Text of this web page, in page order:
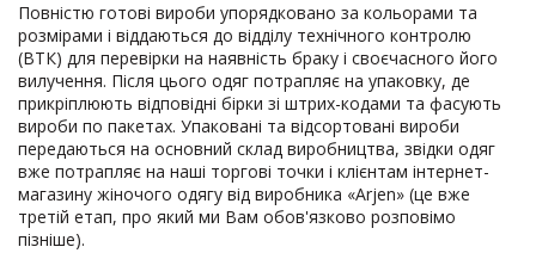
Повністю готові вироби упорядковано за кольорами та
розмірами і віддаються до відділу технічного контролю
(ВТК) для перевірки на наявність браку і своєчасного його
вилучення. Після цього одяг потрапляє на упаковку, де
прикріплюють відповідні бірки зі штрих-кодами та фасують
вироби по пакетах. Упаковані та відсортовані вироби
передаються на основний склад виробництва, звідки одяг
вже потрапляє на наші торгові точки і клієнтам інтернет-
магазину жіночого одягу від виробника «Arjen» (це вже
третій етап, про який ми Вам обов'язково розповімо
пізніше).